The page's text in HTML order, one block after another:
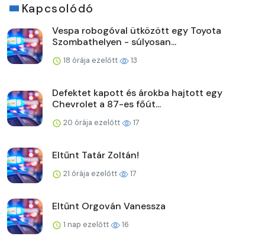
Kapcsolódó
Vespa robogóval ütközött egy Toyota
Szombathelyen - súlyosan...
18 órája ezelőtt 13
Defektet kapott és árokba hajtott egy
Chevrolet a 87-es főút...
20 órája ezelőtt 17
Eltűnt Tatár Zoltán!
21 órája ezelőtt 17
Eltűnt Orgován Vanessza
1 nap ezelőtt 16